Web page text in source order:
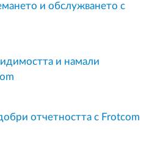
и обслужването с
и намали
отчетността с Frotcom